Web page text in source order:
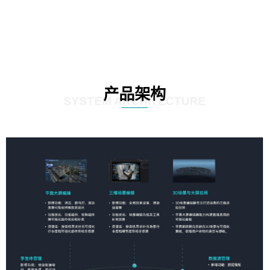
产品架构
SYSTEM ARCHITECTURE